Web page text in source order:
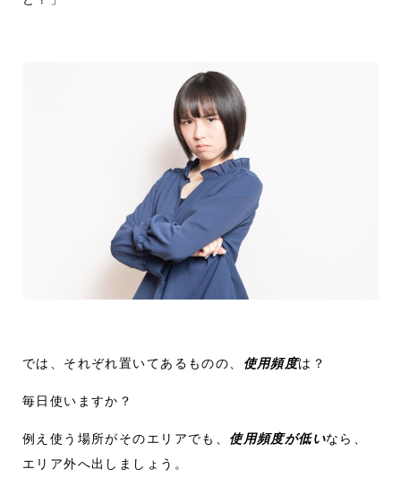
では、それぞれ置いてあるものの、 使用頻度は？
毎日使いますか？
例え使う場所がそのエリアでも、 使用頻度が低いなら、
エリア外へ出しましょう。